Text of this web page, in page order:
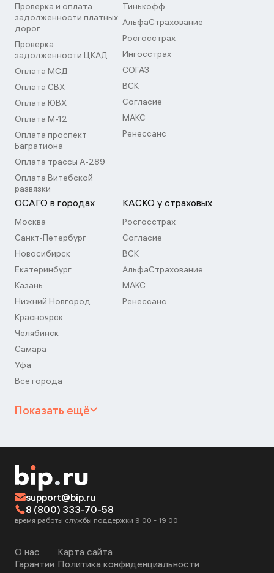
Проверка и оплата
задолженности платных
дорог
Проверка
задолженности ЦКАД
Оплата МСД
Оплата СВХ
Оплата ЮВХ
Оплата М-12
Оплата проспект
Багратиона
Оплата трассы А-289
Оплата Витебской
развязки
Тинькофф
АльфаСтрахование
Росгосстрах
Ингосстрах
СОГАЗ
ВСК
Согласие
МАКС
Ренессанс
ОСАГО в городах
Москва
Санкт-Петербург
Новосибирск
Екатеринбург
Казань
Нижний Новгород
Красноярск
Челябинск
Самара
Уфа
Все города
КАСКО у страховых
Росгосстрах
Согласие
ВСК
АльфаСтрахование
МАКС
Ренессанс
Показать ещё
support@bip.ru
8 (800) 333-70-58
время работы службы поддержки 9:00 - 19:00
О нас
Гарантии
Карта сайта
Политика конфиденциальности